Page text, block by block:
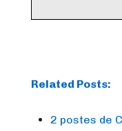
Related Posts:
2 postes de